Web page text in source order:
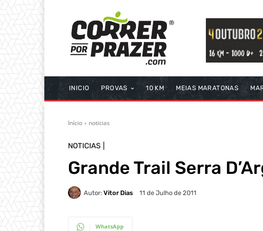
INICIO PROVAS 10 KM MEIAS MARATONAS
Início noticias
NOTICIAS
Grande Trail Serra
Autor: Vitor Dias 11 de Julho de 2011
WhatsApp